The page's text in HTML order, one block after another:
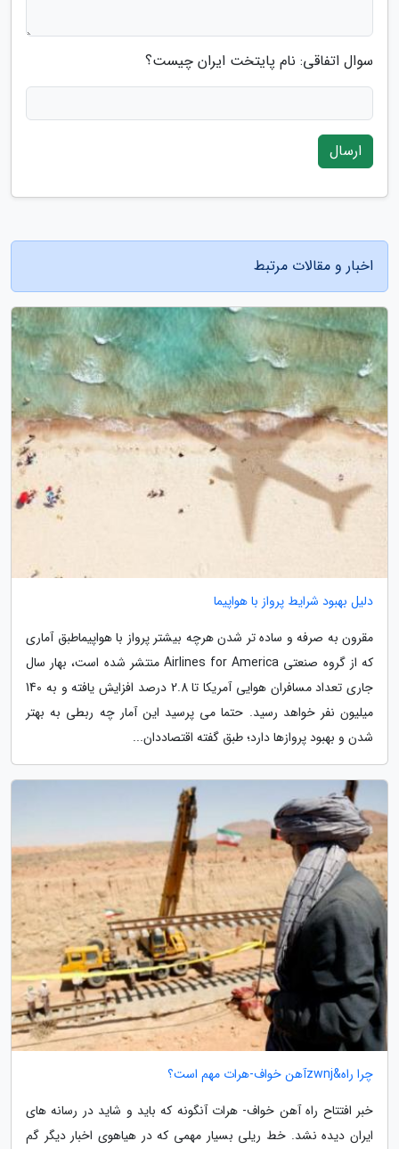
سوال اتفاقی: نام پایتخت ایران چیست؟
ارسال
اخبار و مقالات مرتبط
دلیل بهبود شرایط پرواز با هواپیما
مقرون به صرفه و ساده تر شدن هرچه بیشتر پرواز با هواپیماطبق آماری
که از گروه صنعتی Airlines for America منتشر شده است، بهار سال
جاری تعداد مسافران هوایی آمریکا تا 2.8 درصد افزایش یافته و به 140
میلیون نفر خواهد رسید. حتما می پرسید این آمار چه ربطی به بهتر
شدن و بهبود پروازها دارد؛ طبق گفته اقتصاددان...
چرا راه&zwnjآهن خواف-هرات مهم است؟
خبر افتتاح راه آهن خواف- هرات آنگونه که باید و شاید در رسانه های
ایران دیده نشد. خط ریلی بسیار مهمی که در هیاهوی اخبار دیگر گم